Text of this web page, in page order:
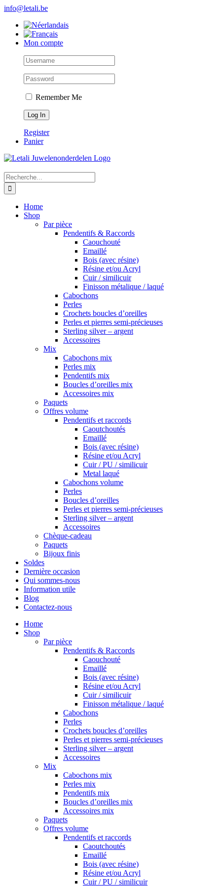
Skip
content
info@letali.be
Mon compte
Remember Me
Register
Panier
Search
for:
Home
Shop
Par pièce
Pendentifs & Raccords
Caouchouté
Emaillé
Bois (avec résine)
Résine et/ou Acryl
Cuir / similicuir
Finisson métalique / laqué
Cabochons
Perles
Crochets boucles d’oreilles
Perles et pierres semi-précieuses
Sterling silver – argent
Accessoires
Mix
Cabochons mix
Perles mix
Pendentifs mix
Boucles d’oreilles mix
Accessoires mix
Paquets
Offres volume
Pendentifs et raccords
Caoutchoutés
Emaillé
Bois (avec résine)
Résine et/ou Acryl
Cuir / PU / similicuir
Metal laqué
Cabochons volume
Perles
Boucles d’oreilles
Perles et pierres semi-précieuses
Sterling silver – argent
Accessoires
Chèque-cadeau
Paquets
Bijoux finis
Soldes
Dernière occasion
Qui sommes-nous
Information utile
Blog
Contactez-nous
Home
Shop
Par pièce
Pendentifs & Raccords
Caouchouté
Emaillé
Bois (avec résine)
Résine et/ou Acryl
Cuir / similicuir
Finisson métalique / laqué
Cabochons
Perles
Crochets boucles d’oreilles
Perles et pierres semi-précieuses
Sterling silver – argent
Accessoires
Mix
Cabochons mix
Perles mix
Pendentifs mix
Boucles d’oreilles mix
Accessoires mix
Paquets
Offres volume
Pendentifs et raccords
Caoutchoutés
Emaillé
Bois (avec résine)
Résine et/ou Acryl
Cuir / PU / similicuir